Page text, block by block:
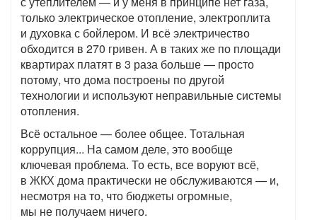
только электрическое отопление, электроплита
и духовка с бойлером. И всё электричество
обходится в 270 гривен. А в таких же по площади
квартирах платят в 3 раза больше — просто
потому, что дома построены по другой
технологии и используют неправильные системы
отопления.
Всё остальное — более общее. Тотальная
коррупция... На самом деле, это вообще
ключевая проблема. То есть, все воруют всё,
в ЖКХ дома практически не обслуживаются — и,
несмотря на то, что бюджеты огромные,
мы не получаем ничего.